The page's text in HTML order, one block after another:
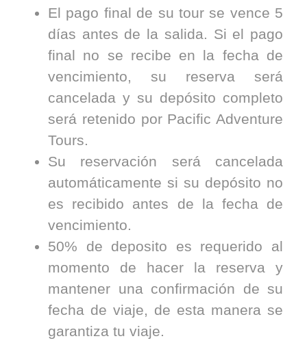
El pago final de su tour se vence 5
días antes de la salida. Si el pago
final no se recibe en la fecha de
vencimiento, su reserva será
cancelada y su depósito completo
será retenido por Pacific Adventure
Tours.
Su reservación será cancelada
automáticamente si su depósito no
es recibido antes de la fecha de
vencimiento.
50% de deposito es requerido al
momento de hacer la reserva y
mantener una confirmación de su
fecha de viaje, de esta manera se
garantiza tu viaje.